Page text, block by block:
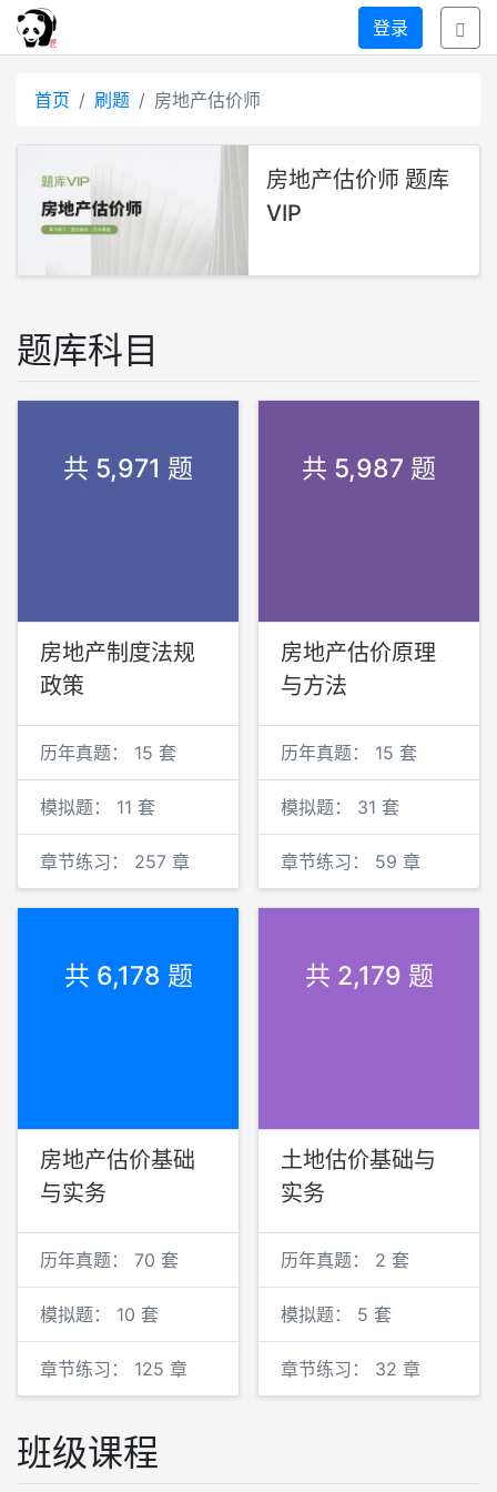
登录
首页 刷题 房地产估价师
房地产估价师 题库
VIP
题库科目
共 5,971 题
房地产制度法规
政策
历年真题： 15 套
模拟题： 11 套
章节练习： 257 章
共 5,987 题
房地产估价原理
与方法
历年真题： 15 套
模拟题： 31 套
章节练习： 59 章
共 6,178 题
房地产估价基础
与实务
历年真题： 70 套
模拟题： 10 套
章节练习： 125 章
共 2,179 题
土地估价基础与
实务
历年真题： 2 套
模拟题： 5 套
章节练习： 32 章
班级课程